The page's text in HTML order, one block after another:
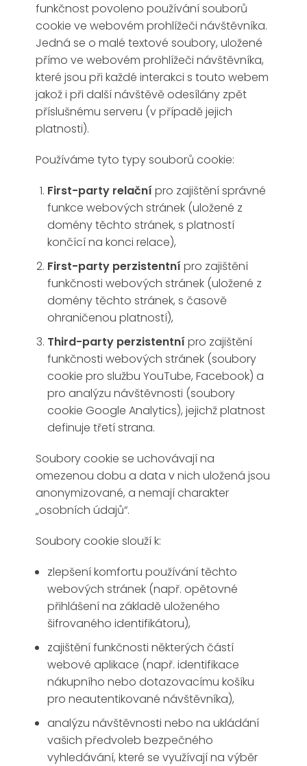
funkčnost povoleno používání souborů
cookie ve webovém prohlížeči návštěvníka.
Jedná se o malé textové soubory, uložené
přímo ve webovém prohlížeči návštěvníka,
které jsou při každé interakci s touto webem
jakož i při další návštěvě odesílány zpět
příslušnému serveru (v případě jejich
platnosti).
Používáme tyto typy souborů cookie:
First-party relační pro zajištění správné
funkce webových stránek (uložené z
domény těchto stránek, s platností
končící na konci relace),
First-party perzistentní pro zajištění
funkčnosti webových stránek (uložené z
domény těchto stránek, s časově
ohraničenou platností),
Third-party perzistentní pro zajištění
funkčnosti webových stránek (soubory
cookie pro službu YouTube, Facebook) a
pro analýzu návštěvnosti (soubory
cookie Google Analytics), jejichž platnost
definuje třetí strana.
Soubory cookie se uchovávají na
omezenou dobu a data v nich uložená jsou
anonymizované, a nemají charakter
„osobních údajů“.
Soubory cookie slouží k:
zlepšení komfortu používání těchto
webových stránek (např. opětovné
přihlášení na základě uloženého
šifrovaného identifikátoru),
zajištění funkčnosti některých částí
webové aplikace (např. identifikace
nákupního nebo dotazovacímu košíku
pro neautentikované návštěvníka),
analýzu návštěvnosti nebo na ukládání
vašich předvoleb bezpečného
vyhledávání, které se využívají na výběr